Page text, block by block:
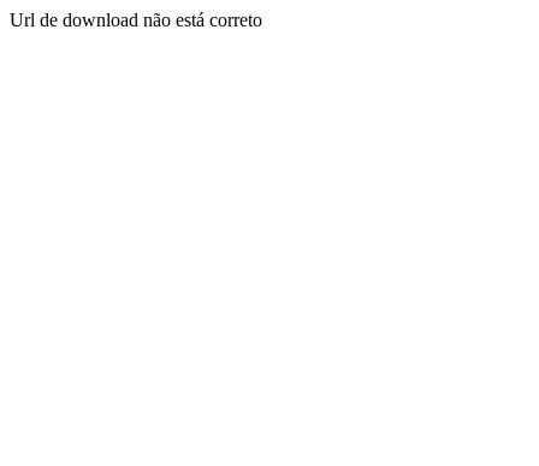
Url de download não está correto